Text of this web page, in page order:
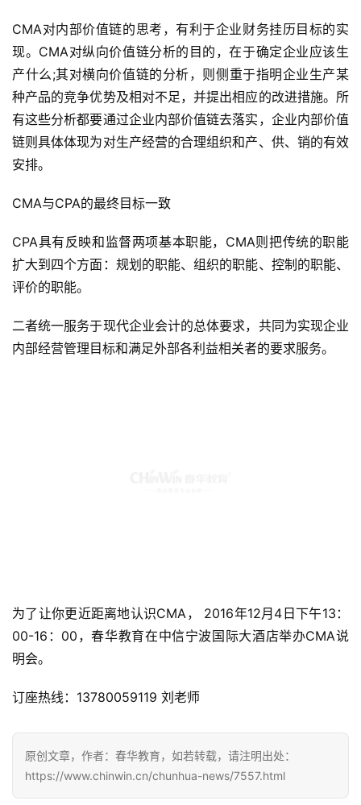
CMA对内部价值链的思考，有利于企业财务挂历目标的实
现。CMA对纵向价值链分析的目的，在于确定企业应该生
产什么;其对横向价值链的分析，则侧重于指明企业生产某
种产品的竞争优势及相对不足，并提出相应的改进措施。所
有这些分析都要通过企业内部价值链去落实，企业内部价值
链则具体体现为对生产经营的合理组织和产、供、销的有效
安排。
CMA与CPA的最终目标一致
CPA具有反映和监督两项基本职能，CMA则把传统的职能
扩大到四个方面：规划的职能、组织的职能、控制的职能、
评价的职能。
二者统一服务于现代企业会计的总体要求，共同为实现企业
内部经营管理目标和满足外部各利益相关者的要求服务。
为了让你更近距离地认识CMA， 2016年12月4日下午13：
00-16：00，春华教育在中信宁波国际大酒店举办CMA说
明会。
订座热线：13780059119 刘老师
原创文章，作者：春华教育，如若转载，请注明出处：
https://www.chinwin.cn/chunhua-news/7557.html